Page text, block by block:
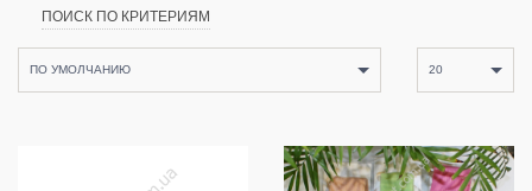
ПОИСК ПО КРИТЕРИЯМ
ПО УМОЛЧАНИЮ 20